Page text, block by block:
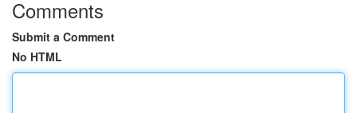
Comments
Submit a Comment
No HTML